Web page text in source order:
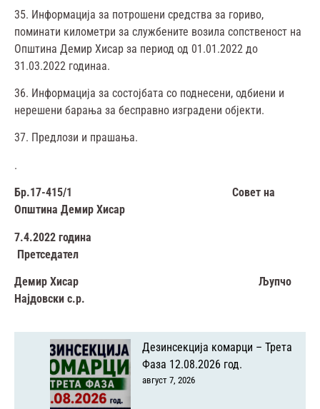
35. Информација за потрошени средства за гориво,
поминати километри за службените возила сопственост на
Општина Демир Хисар за период од 01.01.2022 до
31.03.2022 годинаа.
36. Информација за состојбата со поднесени, одбиени и
нерешени барања за бесправно изградени објекти.
37. Предлози и прашања.
.
Бр.17-415/1 Совет на
Општина Демир Хисар
7.4.2022 година
Претседател
Демир Хисар Љупчо
Најдовски с.р.
Дезинсекција комарци – Трета
Фаза 12.08.2026 год.
август 7, 2026